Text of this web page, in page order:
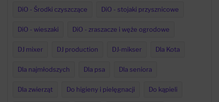
DiO - Środki czyszczące DiO - stojaki przysznicowe
DiO - wieszaki DiO - zraszacze i węże ogrodowe
DJ mixer DJ production DJ-mikser Dla Kota
Dla najmłodszych Dla psa Dla seniora
Dla zwierząt Do higieny i pielęgnacji Do kąpieli